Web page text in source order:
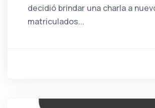
decidió brindar una charla a
matriculados...